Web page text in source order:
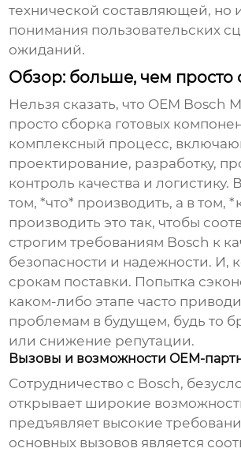
технической составляющей, но
понимания пользовательских
ожиданий.
Обзор: больше, чем просто
Нельзя сказать, что OEM Bosch
просто сборка готовых
комплексный процесс,
проектирование, разработку,
контроль качества и логистику.
том, *что* производить, а в том,
производить это так, чтобы
строгим требованиям Bosch к
безопасности и надежности. И,
срокам поставки. Попытка
каком-либо этапе часто
проблемам в будущем, будь то
или снижение репутации.
Вызовы и возможности OEM-
Сотрудничество с Bosch,
открывает широкие
предъявляет высокие
основных вызовов является